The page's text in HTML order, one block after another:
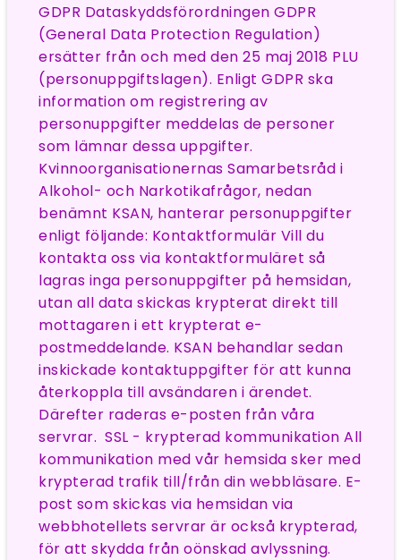
GDPR Dataskyddsförordningen GDPR
(General Data Protection Regulation)
ersätter från och med den 25 maj 2018 PLU
(personuppgiftslagen). Enligt GDPR ska
information om registrering av
personuppgifter meddelas de personer
som lämnar dessa uppgifter.
Kvinnoorganisationernas Samarbetsråd i
Alkohol- och Narkotikafrågor, nedan
benämnt KSAN, hanterar personuppgifter
enligt följande: Kontaktformulär Vill du
kontakta oss via kontaktformuläret så
lagras inga personuppgifter på hemsidan,
utan all data skickas krypterat direkt till
mottagaren i ett krypterat e-
postmeddelande. KSAN behandlar sedan
inskickade kontaktuppgifter för att kunna
återkoppla till avsändaren i ärendet.
Därefter raderas e-posten från våra
servrar. SSL - krypterad kommunikation All
kommunikation med vår hemsida sker med
krypterad trafik till/från din webbläsare. E-
post som skickas via hemsidan via
webbhotellets servrar är också krypterad,
för att skydda från oönskad avlyssning.